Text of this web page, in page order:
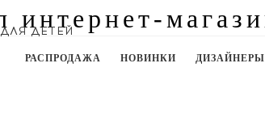
ДЛЯ ДЕТЕЙ
РАСПРОДАЖА НОВИНКИ ДИЗАЙНЕРЫ